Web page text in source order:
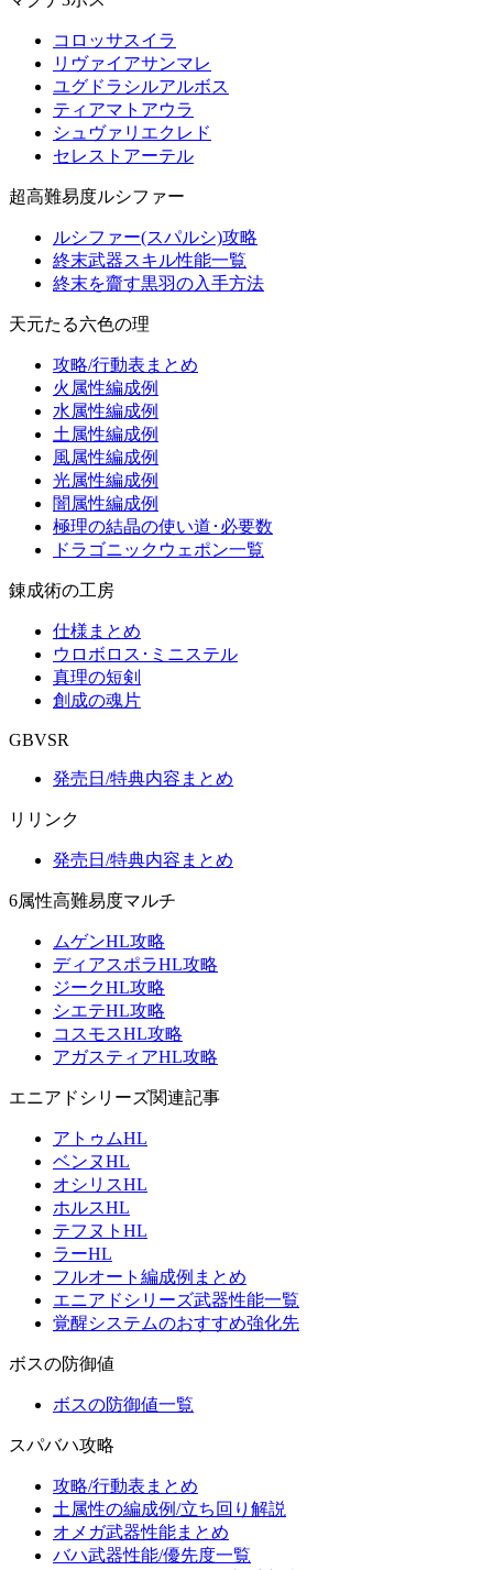
コロッサスイラ
リヴァイアサンマレ
ユグドラシルアルボス
ティアマトアウラ
シュヴァリエクレド
セレストアーテル
超高難易度ルシファー
ルシファー(スパルシ)攻略
終末武器スキル性能一覧
終末を齎す黒羽の入手方法
天元たる六色の理
攻略/行動表まとめ
火属性編成例
水属性編成例
土属性編成例
風属性編成例
光属性編成例
闇属性編成例
極理の結晶の使い道･必要数
ドラゴニックウェポン一覧
錬成術の工房
仕様まとめ
ウロボロス･ミニステル
真理の短剣
創成の魂片
GBVSR
発売日/特典内容まとめ
リリンク
発売日/特典内容まとめ
6属性高難易度マルチ
ムゲンHL攻略
ディアスポラHL攻略
ジークHL攻略
シエテHL攻略
コスモスHL攻略
アガスティアHL攻略
エニアドシリーズ関連記事
アトゥムHL
ベンヌHL
オシリスHL
ホルスHL
テフヌトHL
ラーHL
フルオート編成例まとめ
エニアドシリーズ武器性能一覧
覚醒システムのおすすめ強化先
ボスの防御値
ボスの防御値一覧
スパバハ攻略
攻略/行動表まとめ
土属性の編成例/立ち回り解説
オメガ武器性能まとめ
バハ武器性能/優先度一覧